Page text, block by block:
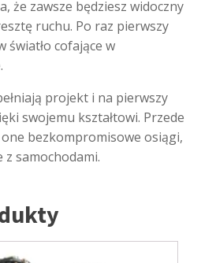
że zawsze będziesz widoczny
ruchu. Po raz pierwszy
światło cofające w
projekt i na pierwszy
swojemu kształtowi. Przede
bezkompromisowe osiągi,
samochodami.